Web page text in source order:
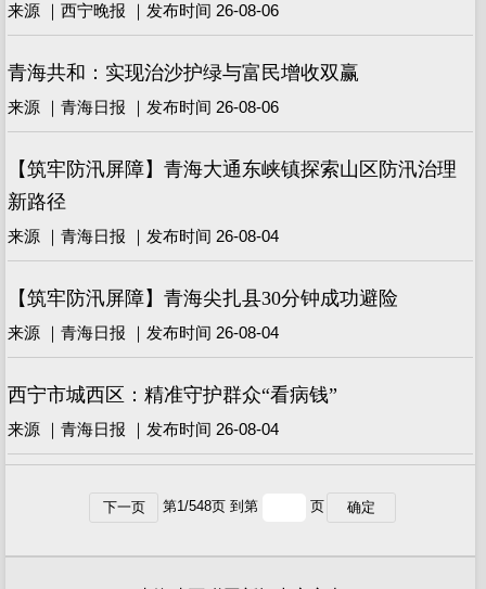
来源 ｜西宁晚报 ｜发布时间 26-08-06
青海共和：实现治沙护绿与富民增收双赢
来源 ｜青海日报 ｜发布时间 26-08-06
【筑牢防汛屏障】青海大通东峡镇探索山区防汛治理
新路径
来源 ｜青海日报 ｜发布时间 26-08-04
【筑牢防汛屏障】青海尖扎县30分钟成功避险
来源 ｜青海日报 ｜发布时间 26-08-04
西宁市城西区：精准守护群众“看病钱”
来源 ｜青海日报 ｜发布时间 26-08-04
下一页 第1/548页 到第 页 确定